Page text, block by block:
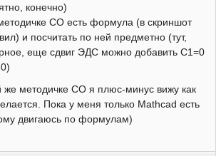
конечно)
СО есть формула (в скриншот
и посчитать по ней предметно (тут,
еще сдвиг ЭДС можно добавить С1=0
же методичке СО я плюс-минус вижу как
Пока у меня только Mathcad есть
двигаюсь по формулам)